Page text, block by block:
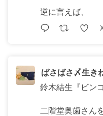
逆に言えば、
ばさばさ〆生き
鈴木結生『ビン
二階堂奥歯さん